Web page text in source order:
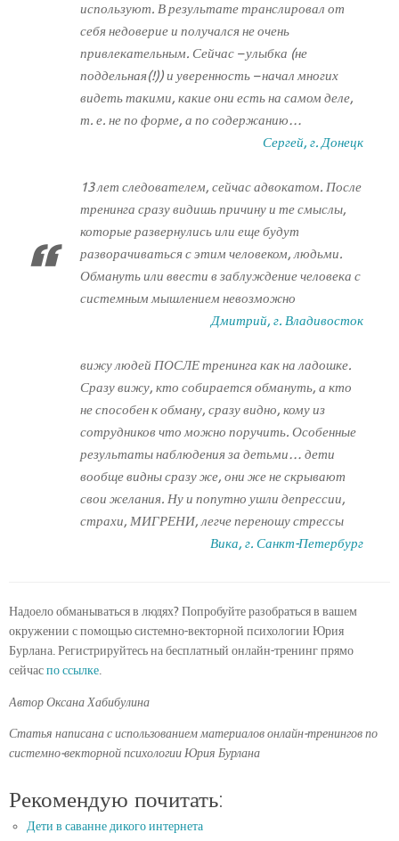
используют. В результате транслировал от
себя недоверие и получался не очень
привлекательным. Сейчас – улыбка (не
поддельная(!)) и уверенность – начал многих
видеть такими, какие они есть на самом деле,
т. е. не по форме, а по содержанию…
Сергей, г. Донецк
13 лет следователем, сейчас адвокатом. После
тренинга сразу видишь причину и те смыслы,
которые развернулись или еще будут
разворачиваться с этим человеком, людьми.
Обмануть или ввести в заблуждение человека с
системным мышлением невозможно
Дмитрий, г. Владивосток
вижу людей ПОСЛЕ тренинга как на ладошке.
Сразу вижу, кто собирается обмануть, а кто
не способен к обману, сразу видно, кому из
сотрудников что можно поручить. Особенные
результаты наблюдения за детьми… дети
вообще видны сразу же, они же не скрывают
свои желания. Ну и попутно ушли депрессии,
страхи, МИГРЕНИ, легче переношу стрессы
Вика, г. Санкт-Петербург
Надоело обманываться в людях? Попробуйте разобраться в вашем
окружении с помощью системно-векторной психологии Юрия
Бурлана. Регистрируйтесь на бесплатный онлайн-тренинг прямо
сейчаспо ссылке.
Автор Оксана Хабибулина
Статья написана с использованием материалов онлайн-тренингов по
системно-векторной психологии Юрия Бурлана
Рекомендую почитать:
Дети в саванне дикого интернета